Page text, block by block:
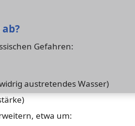
Gefahren:
austretendes Wasser)
etwa um: